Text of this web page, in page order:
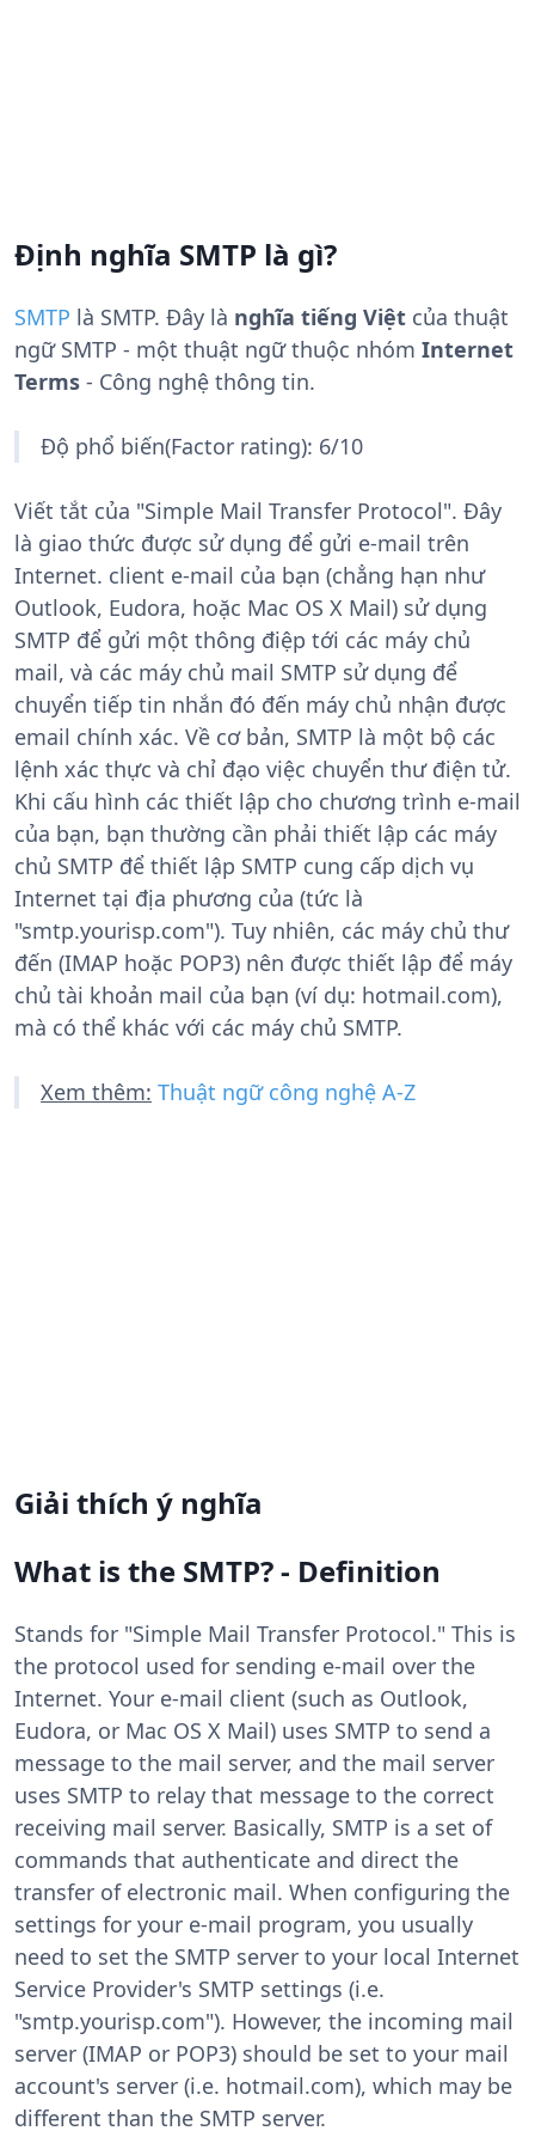
Định nghĩa SMTP là gì?
SMTP là SMTP. Đây là nghĩa tiếng Việt của thuật
ngữ SMTP - một thuật ngữ thuộc nhóm Internet
Terms - Công nghệ thông tin.
Độ phổ biến(Factor rating): 6/10
Viết tắt của "Simple Mail Transfer Protocol". Đây
là giao thức được sử dụng để gửi e-mail trên
Internet. client e-mail của bạn (chẳng hạn như
Outlook, Eudora, hoặc Mac OS X Mail) sử dụng
SMTP để gửi một thông điệp tới các máy chủ
mail, và các máy chủ mail SMTP sử dụng để
chuyển tiếp tin nhắn đó đến máy chủ nhận được
email chính xác. Về cơ bản, SMTP là một bộ các
lệnh xác thực và chỉ đạo việc chuyển thư điện tử.
Khi cấu hình các thiết lập cho chương trình e-mail
của bạn, bạn thường cần phải thiết lập các máy
chủ SMTP để thiết lập SMTP cung cấp dịch vụ
Internet tại địa phương của (tức là
"smtp.yourisp.com"). Tuy nhiên, các máy chủ thư
đến (IMAP hoặc POP3) nên được thiết lập để máy
chủ tài khoản mail của bạn (ví dụ: hotmail.com),
mà có thể khác với các máy chủ SMTP.
Xem thêm: Thuật ngữ công nghệ A-Z
Giải thích ý nghĩa
What is the SMTP? - Definition
Stands for "Simple Mail Transfer Protocol." This is
the protocol used for sending e-mail over the
Internet. Your e-mail client (such as Outlook,
Eudora, or Mac OS X Mail) uses SMTP to send a
message to the mail server, and the mail server
uses SMTP to relay that message to the correct
receiving mail server. Basically, SMTP is a set of
commands that authenticate and direct the
transfer of electronic mail. When configuring the
settings for your e-mail program, you usually
need to set the SMTP server to your local Internet
Service Provider's SMTP settings (i.e.
"smtp.yourisp.com"). However, the incoming mail
server (IMAP or POP3) should be set to your mail
account's server (i.e. hotmail.com), which may be
different than the SMTP server.